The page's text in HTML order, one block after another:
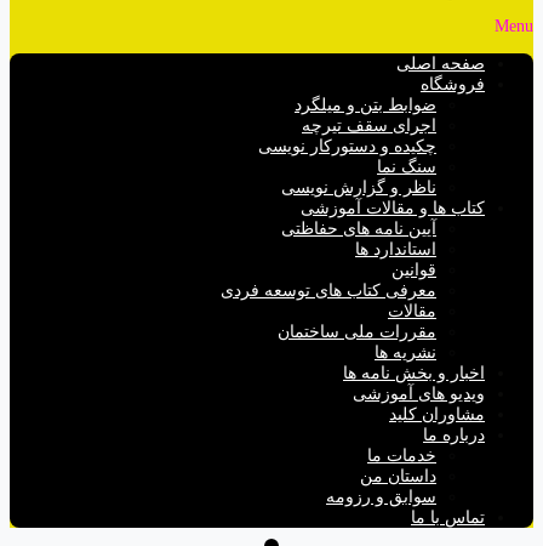
Menu
صفحه اصلی
فروشگاه
ضوابط بتن و میلگرد
اجرای سقف تیرچه
چکیده و دستورکار نویسی
سنگ نما
ناظر و گزارش نویسی
کتاب ها و مقالات آموزشی
آیین نامه های حفاظتی
استاندارد ها
قوانین
معرفی کتاب های توسعه فردی
مقالات
مقررات ملی ساختمان
نشریه ها
اخبار و بخش نامه ها
ویدیو های آموزشی
مشاوران کلید
درباره ما
خدمات ما
داستان من
سوابق و رزومه
تماس با ما